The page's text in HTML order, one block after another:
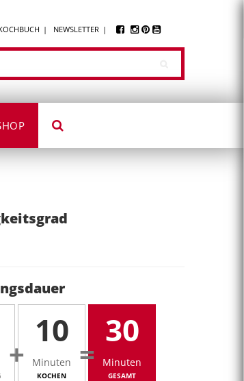
NEWSLETTER
+
10
Minuten
KOCHEN
=
30
Minuten
GESAMT